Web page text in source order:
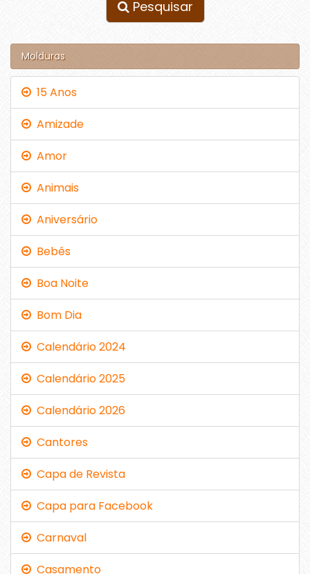
Pesquisar
Molduras
15 Anos
Amizade
Amor
Animais
Aniversário
Bebês
Boa Noite
Bom Dia
Calendário 2024
Calendário 2025
Calendário 2026
Cantores
Capa de Revista
Capa para Facebook
Carnaval
Casamento